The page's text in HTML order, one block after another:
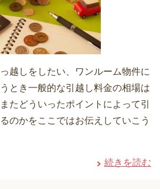
越しをしたい、ワンルーム物件に
とき一般的な引越し料金の相場は
たどういったポイントによって引
のかをここではお伝えしていこう
続きを読む